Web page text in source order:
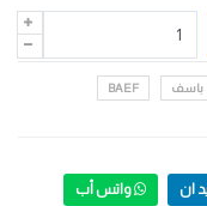
باسف BAEF
ان واتس أب